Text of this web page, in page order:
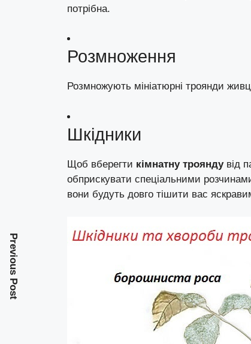
потрібна.
Розмноження
Розмножують мініатюрні троянди
Шкідники
Щоб вберегти кімнатну троянду від
обприскувати спеціальними
вони будуть довго тішити вас
Previous Post